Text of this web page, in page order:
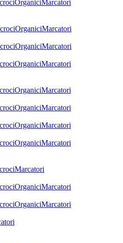
OrganiciMarcatori
OrganiciMarcatori
OrganiciMarcatori
OrganiciMarcatori
OrganiciMarcatori
OrganiciMarcatori
OrganiciMarcatori
OrganiciMarcatori
Marcatori
OrganiciMarcatori
OrganiciMarcatori